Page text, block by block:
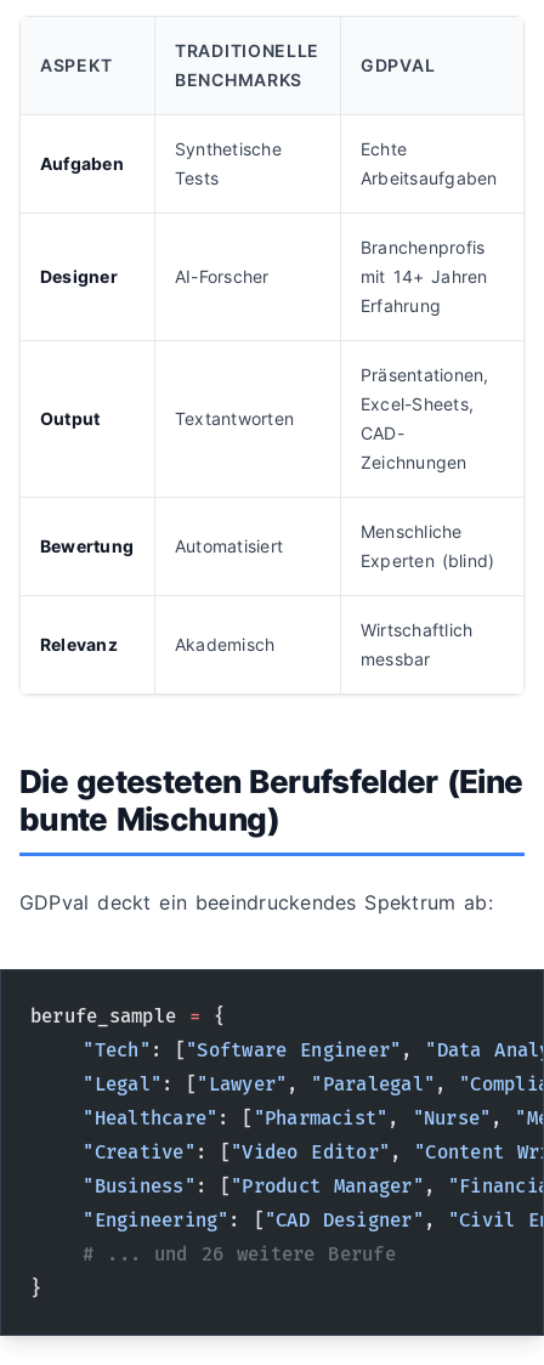
ASPEKT
TRADITIONELLE
BENCHMARKS
GDPVAL
Aufgaben
Synthetische
Tests
Echte
Arbeitsaufgaben
Designer AI-Forscher
Branchenprofis
mit 14+ Jahren
Erfahrung
Output Textantworten
Präsentationen,
Excel-Sheets,
CAD-
Zeichnungen
Bewertung Automatisiert
Menschliche
Experten (blind)
Relevanz Akademisch
Wirtschaftlich
messbar
Die getesteten Berufsfelder (Eine
bunte Mischung)
GDPval deckt ein beeindruckendes Spektrum ab:
berufe_sample = {
    "Tech"
: [ "Software Engineer" , "Data
    "Legal"
: [ "Lawyer" , "Paralegal" ,
    "Healthcare"
: [ "Pharmacist" , "Nurse" ,
    "Creative"
: [ "Video Editor" , "Content
    "Business"
: [ "Product Manager" ,
    "Engineering"
: [ "CAD Designer" ,
"Civil
    # ... und 26 weitere Berufe
}